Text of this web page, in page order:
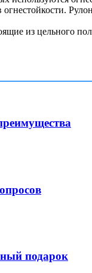
из цельного
подарок